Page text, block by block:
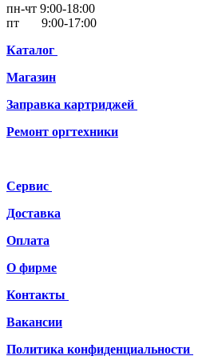
пн-чт 9:00-18:00
пт 9:00-17:00
Каталог
Магазин
Заправка картриджей
Ремонт оргтехники
Сервис
Доставка
Оплата
О фирме
Контакты
Вакансии
Политика конфиденциальности